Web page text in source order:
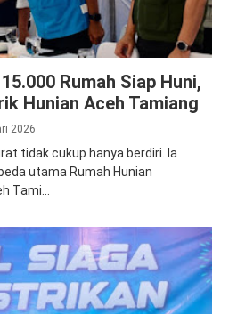
Rumah Siap Huni,
Hunian Aceh Tamiang
2026
tidak cukup hanya berdiri. Ia
utama Rumah Hunian
Tami...